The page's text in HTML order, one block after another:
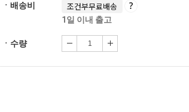
ㆍ배송비 조건부무료배송
1일 이내 출고
ㆍ수량